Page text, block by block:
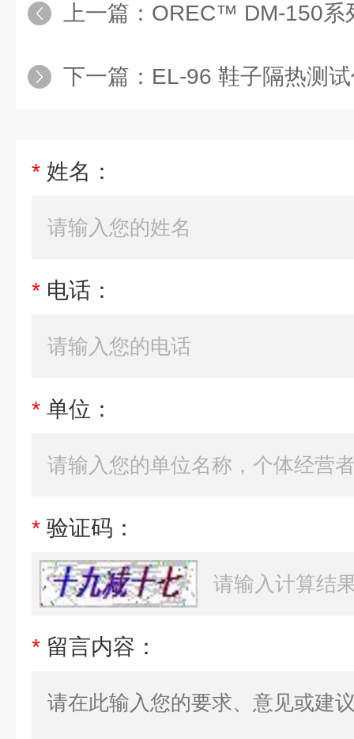
上一篇： OREC™ DM-150系
下一篇： EL-96 鞋子隔热测试
* 姓名：
* 电话：
* 单位：
* 验证码：
* 留言内容：